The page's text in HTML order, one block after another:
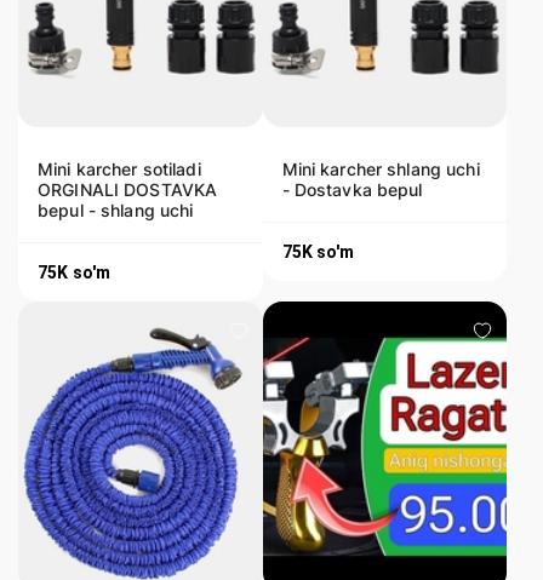
Mini karcher sotiladi
ORGINALI DOSTAVKA
bepul - shlang uchi
75K so'm
Mini karcher shlang uchi
- Dostavka bepul
75K so'm